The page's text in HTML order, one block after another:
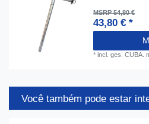
MSRP 54,80 €
43,80 € *
*incl. ges. CUBA.
Você também pode estar